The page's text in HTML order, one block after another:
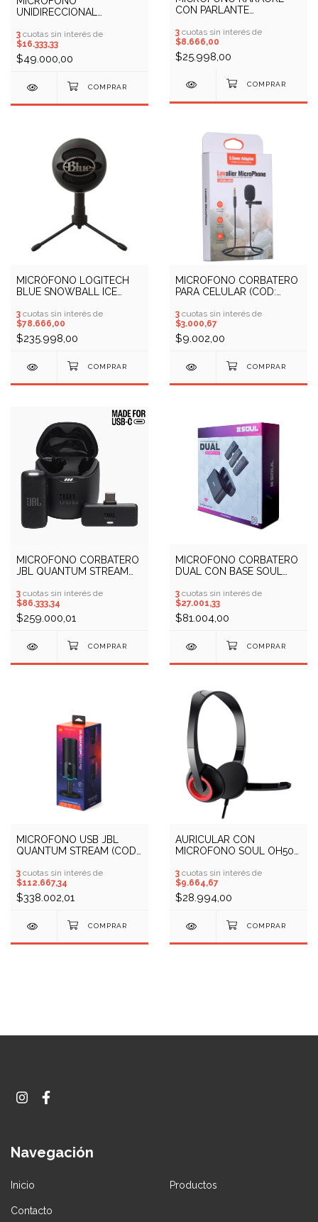
UNIDIRECCIONAL
M50 (COD: 10409460)
3 cuotas sin interés de
$16.333,33
$49.000,00
CON PARLANTE
INCORPORADO (COD:
10900347)
3 cuotas sin interés de
$8.666,00
$25.998,00
MICRÓFONO LOGITECH
BLUE SNOWBALL ICE
3 cuotas sin interés de
$78.666,00
$235.998,00
MICROFONO CORBATERO
PARA CELULAR (COD:
3 cuotas sin interés de
$3.000,67
$9.002,00
MICROFONO CORBATERO
JBL QUANTUM STREAM
10409682)
3 cuotas sin interés de
$86.333,34
$259.000,01
MICROFONO CORBATERO
DUAL CON BASE SOUL
10409718)
3 cuotas sin interés de
$27.001,33
$81.004,00
MICROFONO USB JBL
QUANTUM STREAM (COD:
3 cuotas sin interés de
$112.667,34
$338.002,01
AURICULAR CON
MICROFONO SOUL OH50
3 cuotas sin interés de
$9.664,67
$28.994,00
Navegación
Inicio Productos
Contacto